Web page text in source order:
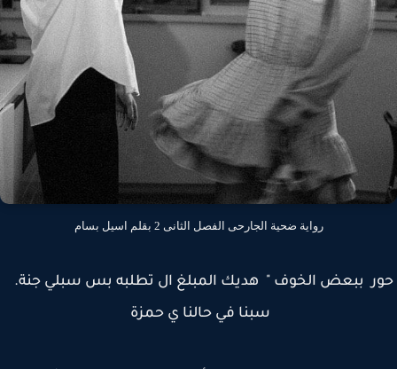
رواية ضحية الجارحى الفصل الثانى 2 بقلم اسيل بسام
ببعض الخوف " هديك المبلغ ال تطلبه بس سبلي جنة.
سبنا في حالنا ي حمزة